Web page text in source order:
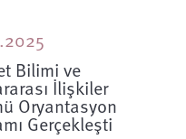
Bilimi ve
İlişkiler
Oryantasyon
Gerçekleşti